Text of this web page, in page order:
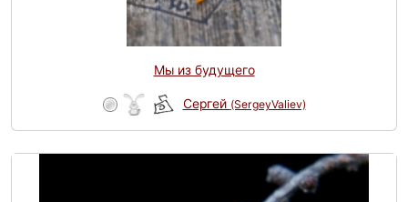
Мы из будущего
Сергей (SergeyValiev)